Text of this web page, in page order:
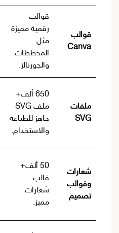
قوالب
Canva
قوالب
رقمية مميزة
مثل
المخططات
والجورنالز.
ملفات
SVG
650 ألف+
ملف SVG
جاهز للطباعة
والاستخدام.
شعارات
وقوالب
تصميم
50 ألف+
قالب
شعارات
مميز.